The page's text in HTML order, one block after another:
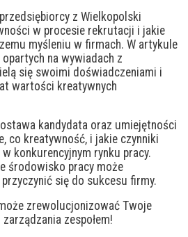
z Wielkopolski
w procesie rekrutacji i jakie
myśleniu w firmach. W artykule
na wywiadach z
się swoimi doświadczeniami i
wartości kreatywnych
kandydata oraz umiejętności
co kreatywność, i jakie czynniki
konkurencyjnym rynku pracy.
środowisko pracy może
się do sukcesu firmy.
zrewolucjonizować Twoje
zespołem!